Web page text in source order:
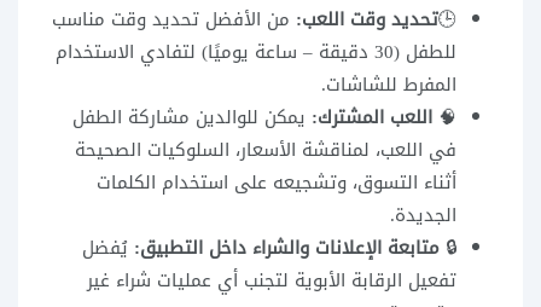
🕒تحديد وقت اللعب: من الأفضل تحديد وقت مناسب
للطفل (30 دقيقة – ساعة يوميًا) لتفادي الاستخدام
المفرط للشاشات.
🧠 اللعب المشترك: يمكن للوالدين مشاركة الطفل
في اللعب، لمناقشة الأسعار، السلوكيات الصحيحة
أثناء التسوق، وتشجيعه على استخدام الكلمات
الجديدة.
🔒 متابعة الإعلانات والشراء داخل التطبيق: يُفضل
تفعيل الرقابة الأبوية لتجنب أي عمليات شراء غير